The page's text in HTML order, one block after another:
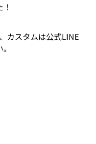
カスタムは公式LINE